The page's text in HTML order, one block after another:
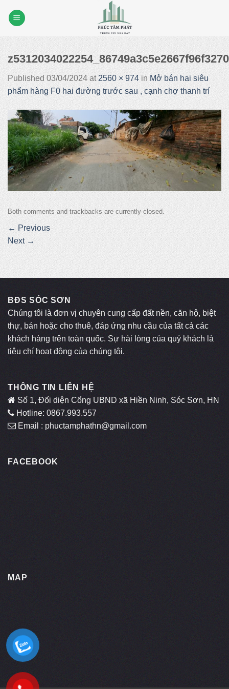
Published 03/04/2024 at2560 × 974 in Mở bán hai siêu
phẩm hàng F0 hai đường trước sau , cạnh chợ thanh trí
Both comments and trackbacks are currently closed.
← Previous
Next →
BĐS SÓC SƠN
Chúng tôi là đơn vị chuyên cung cấp đất nền, căn hộ, biệt
thự, bán hoặc cho thuê, đáp ứng nhu cầu của tất cả các
khách hàng trên toàn quốc. Sự hài lòng của quý khách là
tiêu chí hoạt động của chúng tôi.
THÔNG TIN LIÊN HỆ
Số 1, Đối diện Cổng UBND xã Hiền Ninh, Sóc Sơn, HN
Hotline: 0867.993.557
Email : phuctamphathn@gmail.com
FACEBOOK
MAP